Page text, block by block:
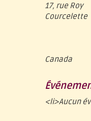
17, rue Roy
Courcelette
Canada
<li>Aucun